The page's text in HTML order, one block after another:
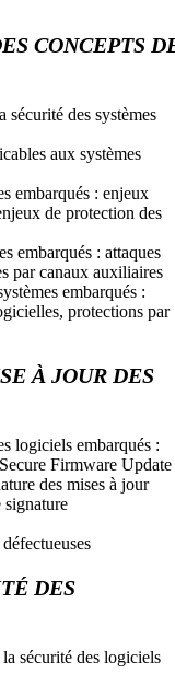
CONCEPTS
sécurité des systèmes
aux systèmes
embarqués : enjeux
de protection des
embarqués : attaques
par canaux auxiliaires
embarqués :
protections par
À JOUR DES
logiciels embarqués :
Firmware Update
des mises à jour
signature
DES
sécurité des logiciels